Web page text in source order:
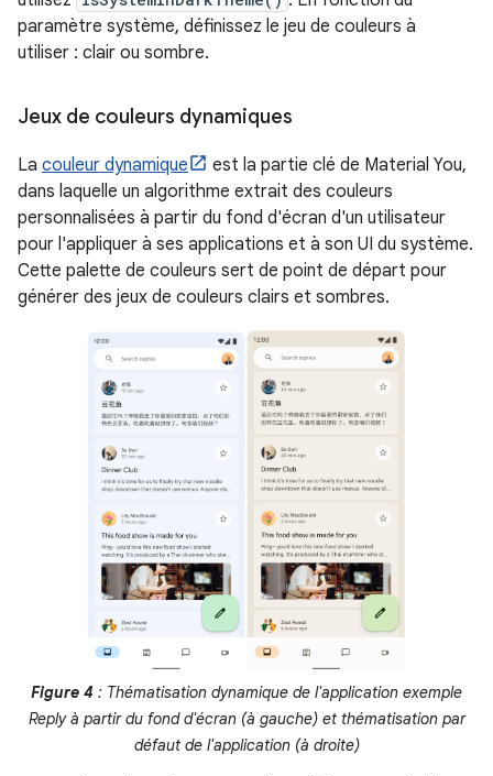
paramètre système, définissez le jeu de couleurs à
utiliser : clair ou sombre.
Jeux de couleurs dynamiques
La couleur dynamique
est la partie clé de Material You,
dans laquelle un algorithme extrait des couleurs
personnalisées à partir du fond d'écran d'un utilisateur
pour l'appliquer à ses applications et à son UI du système.
Cette palette de couleurs sert de point de départ pour
générer des jeux de couleurs clairs et sombres.
Figure 4 : Thématisation dynamique de l'application exemple
Reply à partir du fond d'écran (à gauche) et thématisation par
défaut de l'application (à droite)